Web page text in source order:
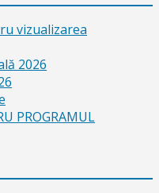
vizualizarea
2026
PROGRAMUL